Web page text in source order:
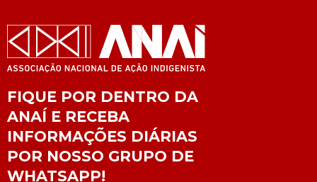
FIQUE POR DENTRO DA
ANAÍ E RECEBA
INFORMAÇÕES DIÁRIAS
POR NOSSO GRUPO DE
WHATSAPP!